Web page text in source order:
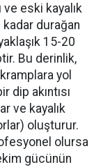
ve eski kayalık
kadar durağan
15-20
Bu derinlik,
yol
dip akıntısı
ve kayalık
oluşturur.
olursa
gücünün